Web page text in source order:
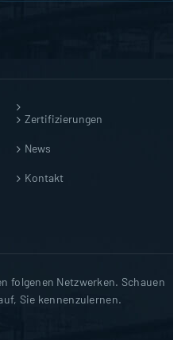
Zertifizierungen
News
Kontakt
folgenen Netzwerken. Schauen
Sie kennenzulernen.